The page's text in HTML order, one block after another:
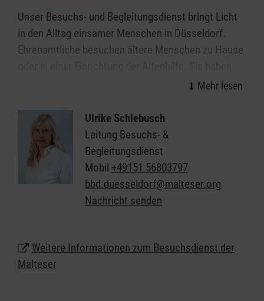
Unser Besuchs- und Begleitungsdienst bringt Licht
in den Alltag einsamer Menschen in Düsseldorf.
Ehrenamtliche besuchen ältere Menschen zu Hause
Lebenssituation der älteren Menschen ein. Hier ist
Raum für die persönlichen Bedürfnisse, für die
Lebensgeschichte und das aktuelle Befinden. Kleine
Handreichungen im Alltag, ein Spaziergang ins
Grüne, ein Besuch im Stadtcafé bereiten
Lebensfreude und stimmen zuversichtlich.
Ulrike Schlebusch
Leitung Besuchs- &
Begleitungsdienst
Mobil +49151 56803797
bbd.duesseldorf@malteser.org
Nachricht senden
Weitere Informationen zum Besuchsdienst der
Malteser